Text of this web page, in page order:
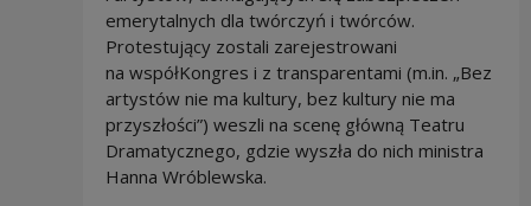
emerytalnych dla twórczyń i twórców.
Protestujący zostali zarejestrowani
na współKongres i z transparentami (m.in. „Bez
artystów nie ma kultury, bez kultury nie ma
przyszłości”) weszli na scenę główną Teatru
Dramatycznego, gdzie wyszła do nich ministra
Hanna Wróblewska.